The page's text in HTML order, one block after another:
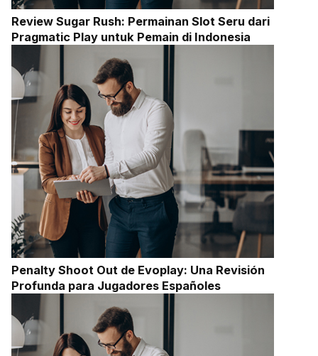
Review Sugar Rush: Permainan Slot Seru dari
Pragmatic Play untuk Pemain di Indonesia
Penalty Shoot Out de Evoplay: Una Revisión
Profunda para Jugadores Españoles